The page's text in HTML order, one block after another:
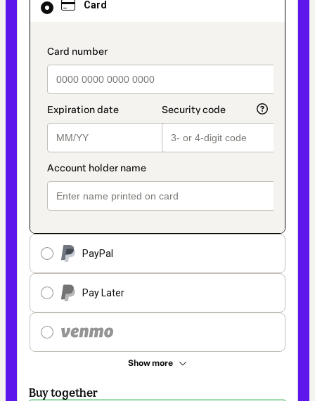
Card
payment_data.section_title_v2
PayPal
Pay Later
Show more
selected
method
Buy together